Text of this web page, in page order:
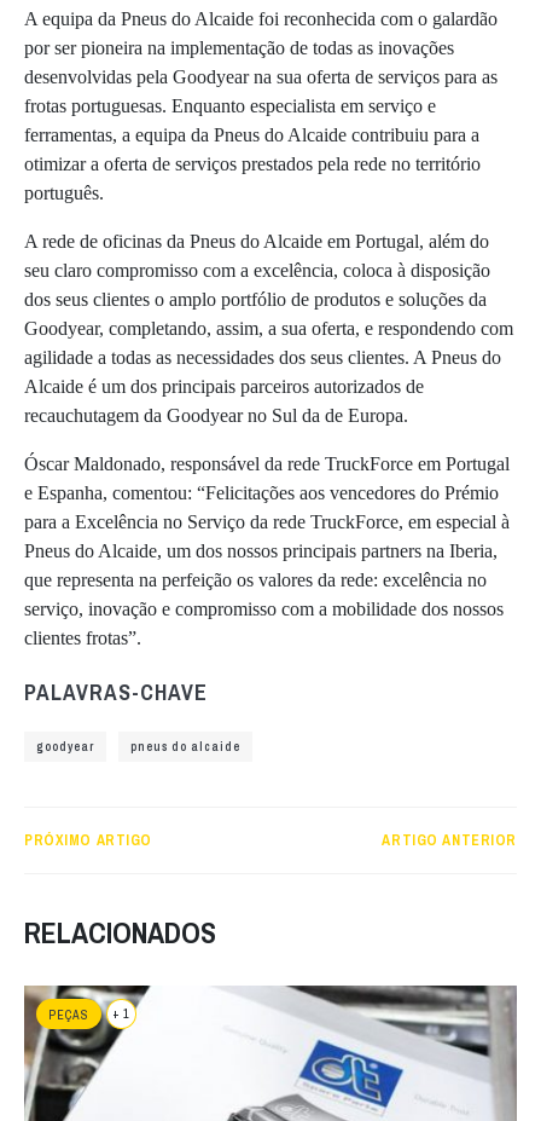
A equipa da Pneus do Alcaide foi reconhecida com o galardão
por ser pioneira na implementação de todas as inovações
desenvolvidas pela Goodyear na sua oferta de serviços para as
frotas portuguesas. Enquanto especialista em serviço e
ferramentas, a equipa da Pneus do Alcaide contribuiu para a
otimizar a oferta de serviços prestados pela rede no território
português.
A rede de oficinas da Pneus do Alcaide em Portugal, além do
seu claro compromisso com a excelência, coloca à disposição
dos seus clientes o amplo portfólio de produtos e soluções da
Goodyear, completando, assim, a sua oferta, e respondendo com
agilidade a todas as necessidades dos seus clientes. A Pneus do
Alcaide é um dos principais parceiros autorizados de
recauchutagem da Goodyear no Sul da de Europa.
Óscar Maldonado, responsável da rede TruckForce em Portugal
e Espanha, comentou: “Felicitações aos vencedores do Prémio
para a Excelência no Serviço da rede TruckForce, em especial à
Pneus do Alcaide, um dos nossos principais partners na Iberia,
que representa na perfeição os valores da rede: excelência no
serviço, inovação e compromisso com a mobilidade dos nossos
clientes frotas”.
PALAVRAS-CHAVE
goodyear pneus do alcaide
PRÓXIMO ARTIGO ARTIGO ANTERIOR
RELACIONADOS
PEÇAS + 1